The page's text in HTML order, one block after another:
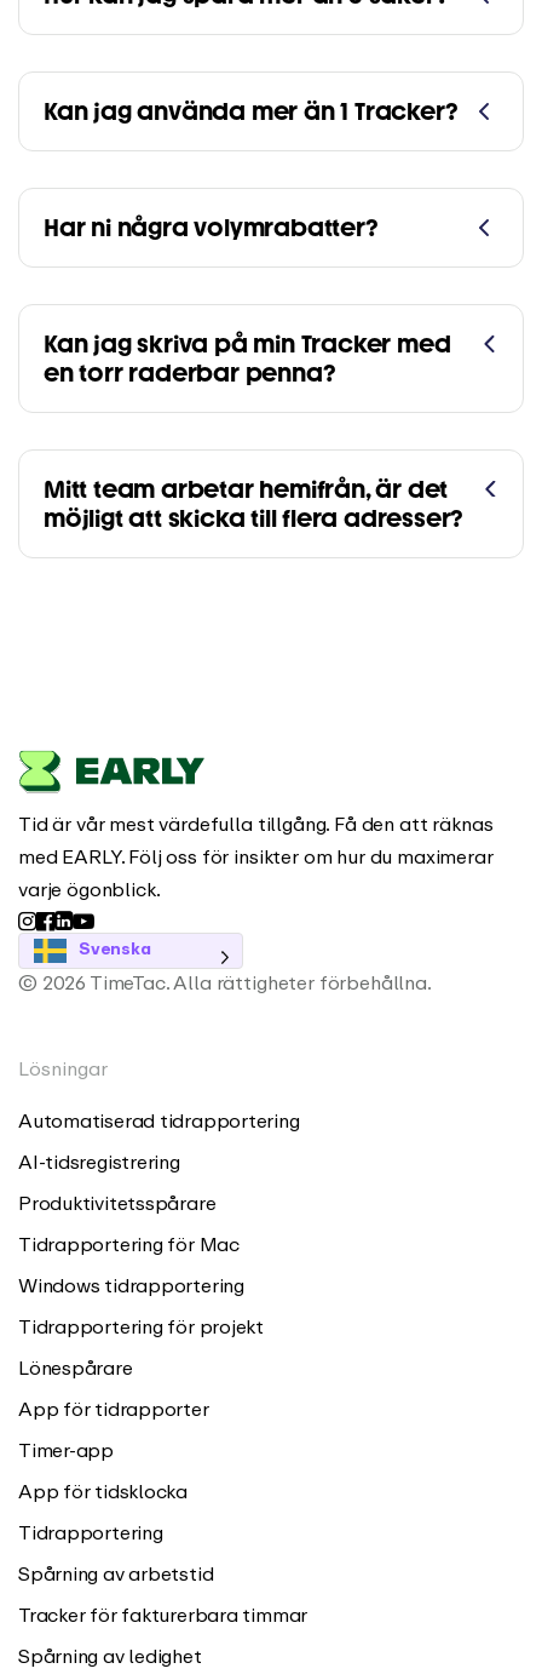
Kan jag använda mer än 1 Tracker?
Har ni några volymrabatter?
Kan jag skriva på min Tracker med
en torr raderbar penna?
Mitt team arbetar hemifrån, är det
möjligt att skicka till flera adresser?
Tid är vår mest värdefulla tillgång. Få den att räknas
med EARLY. Följ oss för insikter om hur du maximerar
varje ögonblick.
Svenska
© 2026 TimeTac. Alla rättigheter förbehållna.
Lösningar
Automatiserad tidrapportering
AI-tidsregistrering
Produktivitetsspårare
Tidrapportering för Mac
Windows tidrapportering
Tidrapportering för projekt
Lönespårare
App för tidrapporter
Timer-app
App för tidsklocka
Tidrapportering
Spårning av arbetstid
Tracker för fakturerbara timmar
Spårning av ledighet